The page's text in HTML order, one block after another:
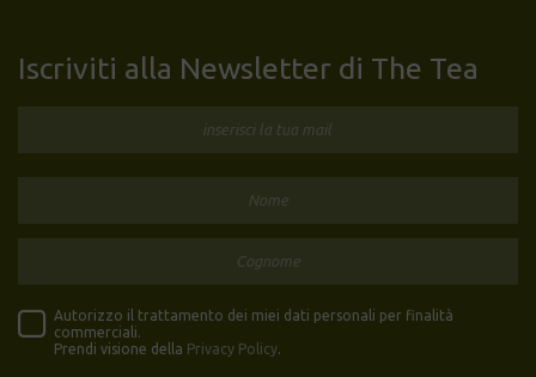
Iscriviti alla Newsletter di The Tea
Autorizzo il trattamento dei miei dati personali per finalità
commerciali.
Prendi visione della Privacy Policy.